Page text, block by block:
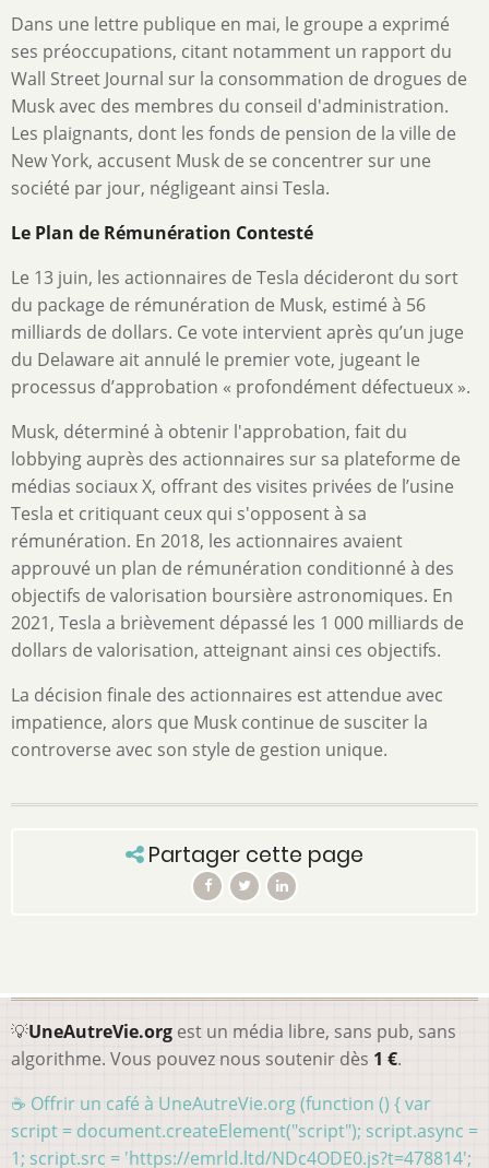
Dans une lettre publique en mai, le groupe a exprimé
ses préoccupations, citant notamment un rapport du
Wall Street Journal sur la consommation de drogues de
Musk avec des membres du conseil d'administration.
Les plaignants, dont les fonds de pension de la ville de
New York, accusent Musk de se concentrer sur une
société par jour, négligeant ainsi Tesla.
Le Plan de Rémunération Contesté
Le 13 juin, les actionnaires de Tesla décideront du sort
du package de rémunération de Musk, estimé à 56
milliards de dollars. Ce vote intervient après qu’un juge
du Delaware ait annulé le premier vote, jugeant le
processus d’approbation « profondément défectueux ».
Musk, déterminé à obtenir l'approbation, fait du
lobbying auprès des actionnaires sur sa plateforme de
médias sociaux X, offrant des visites privées de l’usine
Tesla et critiquant ceux qui s'opposent à sa
rémunération. En 2018, les actionnaires avaient
approuvé un plan de rémunération conditionné à des
objectifs de valorisation boursière astronomiques. En
2021, Tesla a brièvement dépassé les 1 000 milliards de
dollars de valorisation, atteignant ainsi ces objectifs.
La décision finale des actionnaires est attendue avec
impatience, alors que Musk continue de susciter la
controverse avec son style de gestion unique.
Partager cette page
💡UneAutreVie.org est un média libre, sans pub, sans
algorithme. Vous pouvez nous soutenir dès 1 €.
☕ Offrir un café à UneAutreVie.org (function () { var
script = document.createElement("script"); script.async =
1; script.src = 'https://emrld.ltd/NDc4ODE0.js?t=478814';